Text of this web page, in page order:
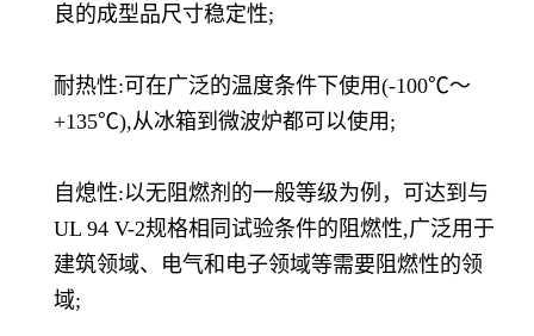
良的成型品尺寸稳定性;
耐热性:可在广泛的温度条件下使用(-100℃～
+135℃),从冰箱到微波炉都可以使用;
自熄性:以无阻燃剂的一般等级为例，可达到与
UL 94 V-2规格相同试验条件的阻燃性,广泛用于
建筑领域、电气和电子领域等需要阻燃性的领
域;